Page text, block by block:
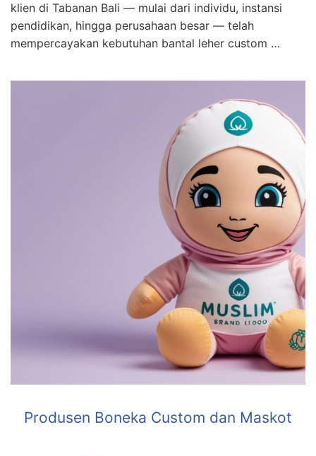
klien di Tabanan Bali — mulai dari individu, instansi
pendidikan, hingga perusahaan besar — telah
mempercayakan kebutuhan bantal leher custom …
Produsen Boneka Custom dan Maskot